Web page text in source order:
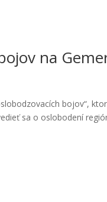
na
bojov“,
sa o oslobodení